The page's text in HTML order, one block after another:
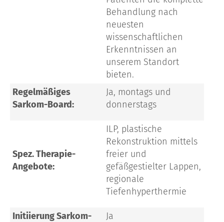
Behandlung nach
neuesten
wissenschaftlichen
Erkenntnissen an
unserem Standort
bieten.
Regelmäßiges
Sarkom-Board:
Ja, montags und
donnerstags
Spez. Therapie-
Angebote:
ILP, plastische
Rekonstruktion mittels
freier und
gefäßgestielter Lappen,
regionale
Tiefenhyperthermie
Initiierung Sarkom-
Ja